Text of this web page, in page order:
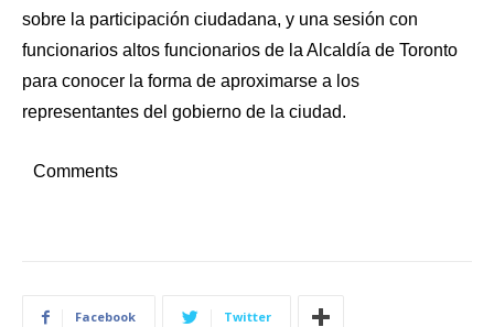
sobre la participación ciudadana, y una sesión con
funcionarios altos funcionarios de la Alcaldía de Toronto
para conocer la forma de aproximarse a los
representantes del gobierno de la ciudad.
Comments
Facebook Twitter